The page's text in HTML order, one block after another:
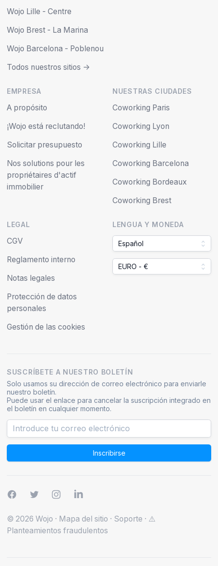
Wojo Lille - Centre
Wojo Brest - La Marina
Wojo Barcelona - Poblenou
Todos nuestros sitios ->
EMPRESA
A propósito
¡Wojo está reclutando!
Solicitar presupuesto
Nos solutions pour les
propriétaires d'actif
immobilier
NUESTRAS CIUDADES
Coworking Paris
Coworking Lyon
Coworking Lille
Coworking Barcelona
Coworking Bordeaux
Coworking Brest
LEGAL
CGV
Reglamento interno
Notas legales
Protección de datos
personales
Gestión de las cookies
LENGUA Y MONEDA
Español
EURO - €
SUSCRÍBETE A NUESTRO BOLETÍN
Solo usamos su dirección de correo electrónico para enviarle
nuestro boletín.
Puede usar el enlace para cancelar la suscripción integrado en
el boletín en cualquier momento.
Inscribirse
© 2026 Wojo · Mapa del sitio · Soporte · ⚠️
Planteamientos fraudulentos